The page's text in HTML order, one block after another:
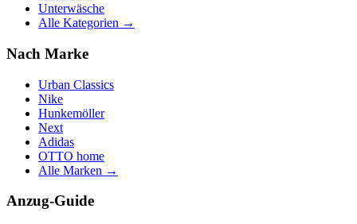
Unterwäsche
Alle Kategorien →
Nach Marke
Urban Classics
Nike
Hunkemöller
Next
Adidas
OTTO home
Alle Marken →
Anzug-Guide